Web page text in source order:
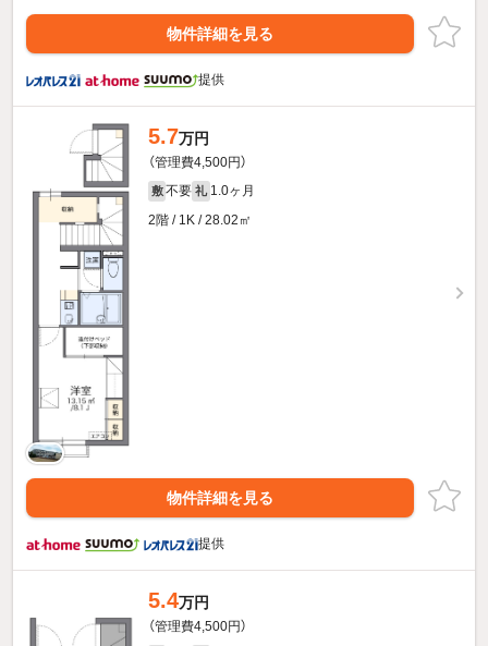
物件詳細を見る
提供
5.7万円
（管理費4,500円）
敷 不要 礼 1.0ヶ月
2階 / 1K / 28.02㎡
物件詳細を見る
提供
5.4万円
（管理費4,500円）